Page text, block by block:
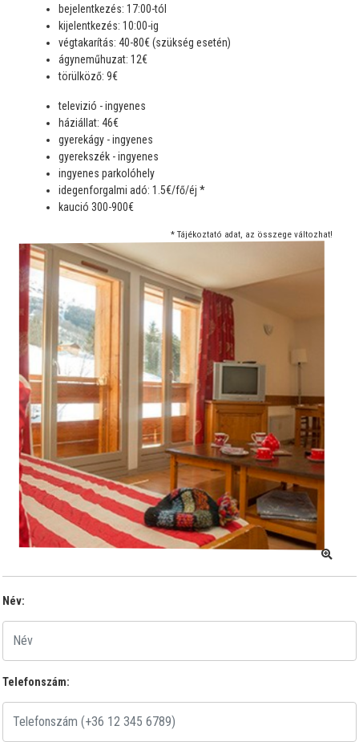
bejelentkezés: 17:00-tól
kijelentkezés: 10:00-ig
végtakarítás: 40-80€ (szükség esetén)
ágyneműhuzat: 12€
törülköző: 9€
televizió - ingyenes
háziállat: 46€
gyerekágy - ingyenes
gyerekszék - ingyenes
ingyenes parkolóhely
idegenforgalmi adó: 1.5€/fő/éj *
kaució 300-900€
* Tájékoztató adat, az összege változhat!
Név:
Telefonszám: